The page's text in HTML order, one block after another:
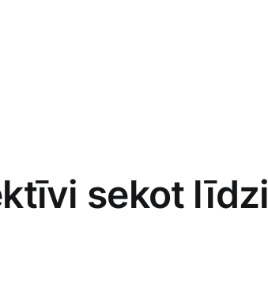
sekot ⁤līdzi